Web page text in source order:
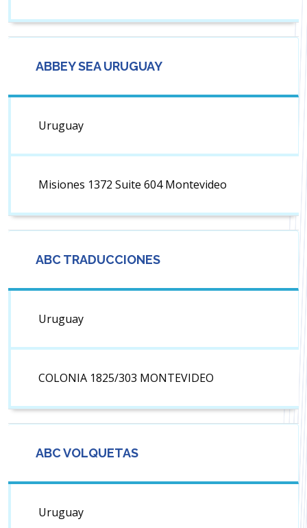
ABBEY SEA URUGUAY
Uruguay
Misiones 1372 Suite 604 Montevideo
ABC TRADUCCIONES
Uruguay
COLONIA 1825/303 MONTEVIDEO
ABC VOLQUETAS
Uruguay